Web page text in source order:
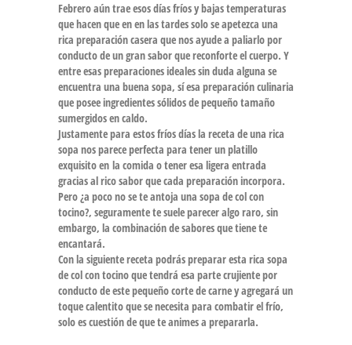
Febrero aún trae esos días fríos y bajas temperaturas
que hacen que en en las tardes solo se apetezca una
rica preparación casera que nos ayude a paliarlo por
conducto de un gran sabor que reconforte el cuerpo. Y
entre esas preparaciones ideales sin duda alguna se
encuentra una buena sopa, sí esa preparación culinaria
que posee ingredientes sólidos de pequeño tamaño
sumergidos en caldo.
Justamente para estos fríos días la receta de una rica
sopa nos parece perfecta para tener un platillo
exquisito en la comida o tener esa ligera entrada
gracias al rico sabor que cada preparación incorpora.
Pero ¿a poco no se te antoja una sopa de col con
tocino?, seguramente te suele parecer algo raro, sin
embargo, la combinación de sabores que tiene te
encantará.
Con la siguientereceta podrás preparar esta rica sopa
de col con tocinoque tendrá esa parte crujiente por
conducto de este pequeño corte de carne y agregará un
toque calentito que se necesita para combatir el frío,
solo es cuestión de que te animes a prepararla.